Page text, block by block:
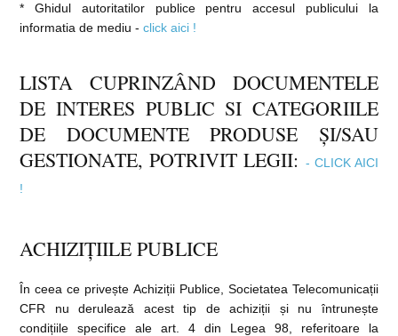
* Ghidul autoritatilor publice pentru accesul publicului la
informatia de mediu -click aici !
LISTA CUPRINZÂND DOCUMENTELE
DE INTERES PUBLIC SI CATEGORIILE
DE DOCUMENTE PRODUSE ȘI/SAU
GESTIONATE, POTRIVIT LEGII:
- CLICK AICI
!
ACHIZIȚIILE PUBLICE
În ceea ce privește Achiziții Publice, Societatea Telecomunicații
CFR nu derulează acest tip de achiziții și nu întrunește
condițiile specifice ale art. 4 din Legea 98, referitoare la